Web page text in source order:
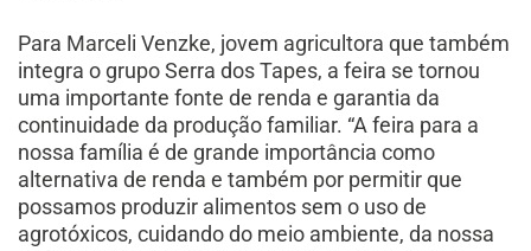
Para Marceli Venzke, jovem agricultora que também
integra o grupo Serra dos Tapes, a feira se tornou
uma importante fonte de renda e garantia da
continuidade da produção familiar. “A feira para a
nossa família é de grande importância como
alternativa de renda e também por permitir que
possamos produzir alimentos sem o uso de
agrotóxicos, cuidando do meio ambiente, da nossa